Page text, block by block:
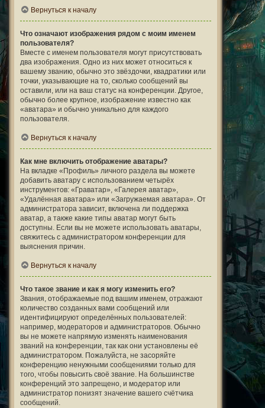
Вернуться к началу
Что означают изображения рядом с моим именем
пользователя?
Вместе с именем пользователя могут присутствовать
два изображения. Одно из них может относиться к
вашему званию, обычно это звёздочки, квадратики или
точки, указывающие на то, сколько сообщений вы
оставили, или на ваш статус на конференции. Другое,
обычно более крупное, изображение известно как
«аватара» и обычно уникально для каждого
пользователя.
Вернуться к началу
Как мне включить отображение аватары?
На вкладке «Профиль» личного раздела вы можете
добавить аватару с использованием четырёх
инструментов: «Граватар», «Галерея аватар»,
«Удалённая аватара» или «Загружаемая аватара». От
администратора зависит, включена ли поддержка
аватар, а также какие типы аватар могут быть
доступны. Если вы не можете использовать аватары,
свяжитесь с администратором конференции для
выяснения причин.
Вернуться к началу
Что такое звание и как я могу изменить его?
Звания, отображаемые под вашим именем, отражают
количество созданных вами сообщений или
идентифицируют определённых пользователей:
например, модераторов и администраторов. Обычно
вы не можете напрямую изменять наименования
званий на конференции, так как они установлены её
администратором. Пожалуйста, не засоряйте
конференцию ненужными сообщениями только для
того, чтобы повысить своё звание. На большинстве
конференций это запрещено, и модератор или
администратор понизят значение вашего счётчика
сообщений.